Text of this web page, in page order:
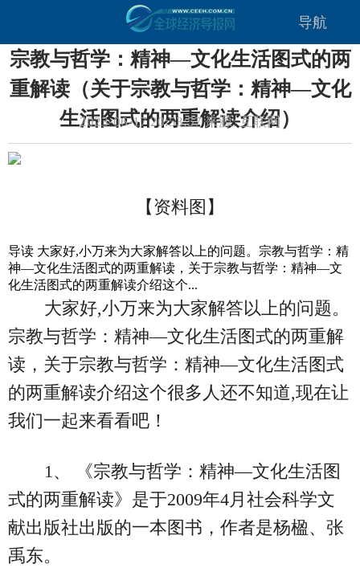
导航
宗教与哲学：精神—文化生活图式的两
重解读（关于宗教与哲学：精神—文化
生活图式的两重解读介绍）
2023-06-17 20:53:57 来源: 互联网
【资料图】
导读 大家好,小万来为大家解答以上的问题。宗教与哲学：精
神—文化生活图式的两重解读，关于宗教与哲学：精神—文
化生活图式的两重解读介绍这个...
大家好,小万来为大家解答以上的问题。
宗教与哲学：精神—文化生活图式的两重解
读，关于宗教与哲学：精神—文化生活图式
的两重解读介绍这个很多人还不知道,现在让
我们一起来看看吧！
1、 《宗教与哲学：精神—文化生活图
式的两重解读》是于2009年4月社会科学文
献出版社出版的一本图书，作者是杨楹、张
禹东。